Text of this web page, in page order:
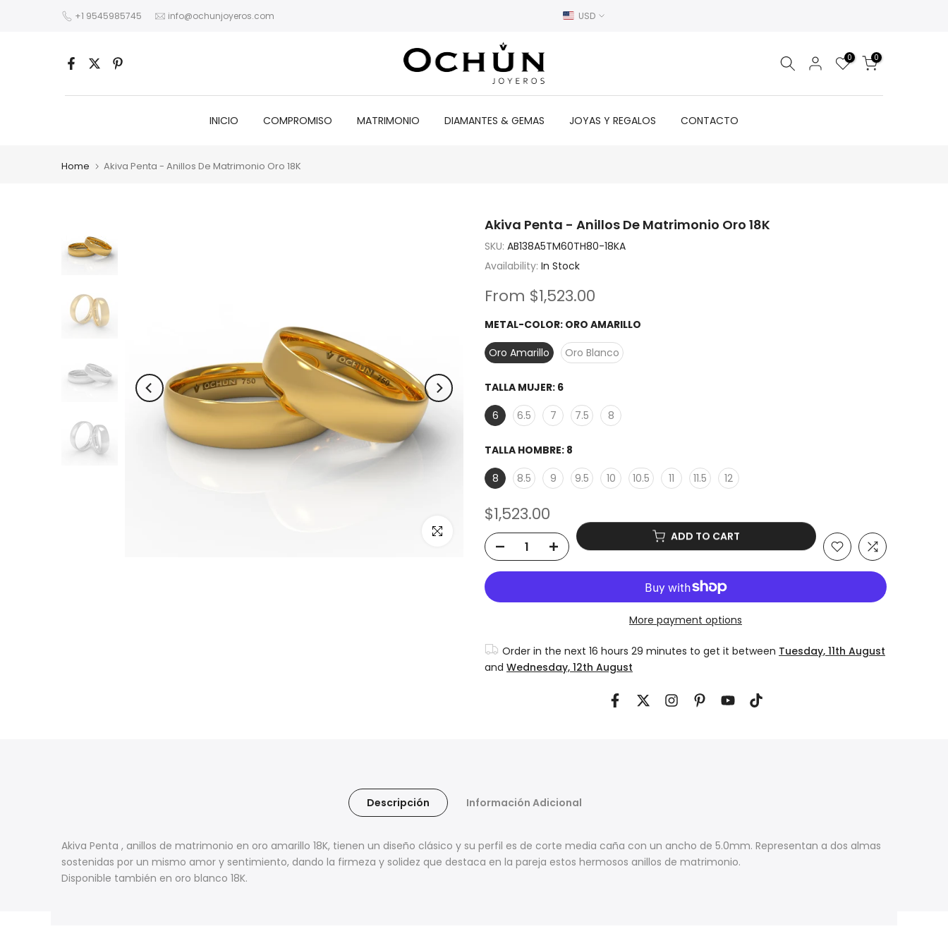
+1 9545985745 info@ochunjoyeros.com USD
0 0
INICIO COMPROMISO MATRIMONIO DIAMANTES & GEMAS JOYAS Y REGALOS CONTACTO
Home Akiva Penta - Anillos De Matrimonio Oro 18K
Click to enlarge
Akiva Penta - Anillos De Matrimonio Oro 18K
SKU: AB138A5TM60TH80-18KA
Availability: In Stock
From $1,523.00
METAL-COLOR: ORO AMARILLO
Oro Amarillo
Oro Blanco
TALLA MUJER: 6
6
6.5 7 7.5 8
TALLA HOMBRE: 8
8
8.5 9 9.5 10 10.5 11 11.5 12
$1,523.00
ADD TO CART
More payment options
Order in the next 16 hours 29 minutes to get it between Tuesday, 11th August
and Wednesday, 12th August
Descripción Información Adicional
Akiva Penta , anillos de matrimonio en oro amarillo 18K, tienen un diseño clásico y su perfil es de corte media caña con un ancho de 5.0mm. Representan a dos almas
sostenidas por un mismo amor y sentimiento, dando la firmeza y solidez que destaca en la pareja estos hermosos anillos de matrimonio.
Disponible también en oro blanco 18K.